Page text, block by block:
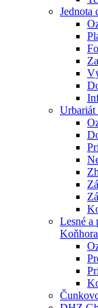
Jednota
Urbariát
Lesné a